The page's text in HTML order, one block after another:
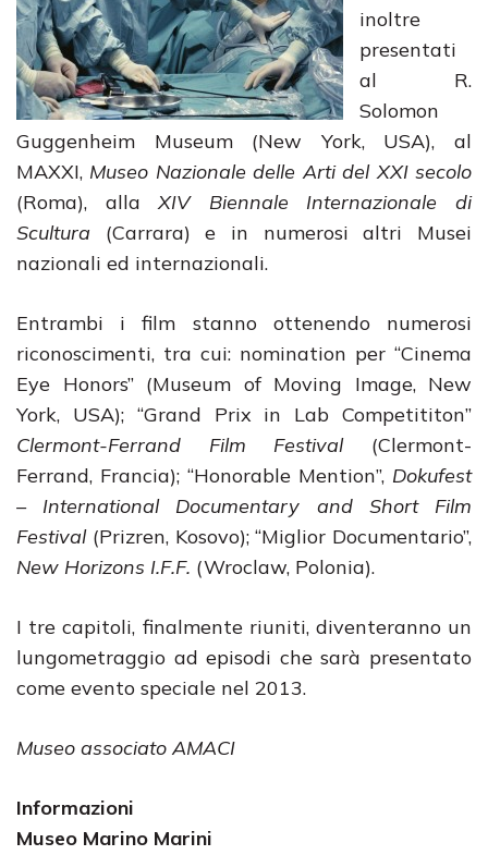
inoltre
presentati
al R.
Solomon
Guggenheim Museum (New York, USA), al
MAXXI, Museo Nazionale delle Arti del XXI secolo
(Roma), allaXIV Biennale Internazionale di
Scultura (Carrara) e in numerosi altri Musei
nazionali ed internazionali.
Entrambi i film stanno ottenendo numerosi
riconoscimenti, tra cui: nomination per “Cinema
Eye Honors” (Museum of Moving Image, New
York, USA); “Grand Prix in Lab Competititon”
Clermont-Ferrand Film Festival(Clermont-
Ferrand, Francia); “Honorable Mention”, Dokufest
– International Documentary and Short Film
Festival(Prizren, Kosovo); “Miglior Documentario”,
New Horizons I.F.F. (Wroclaw, Polonia).
I tre capitoli, finalmente riuniti, diventeranno un
lungometraggio ad episodi che sarà presentato
come evento speciale nel 2013.
Museo associato AMACI
Informazioni
Museo Marino Marini